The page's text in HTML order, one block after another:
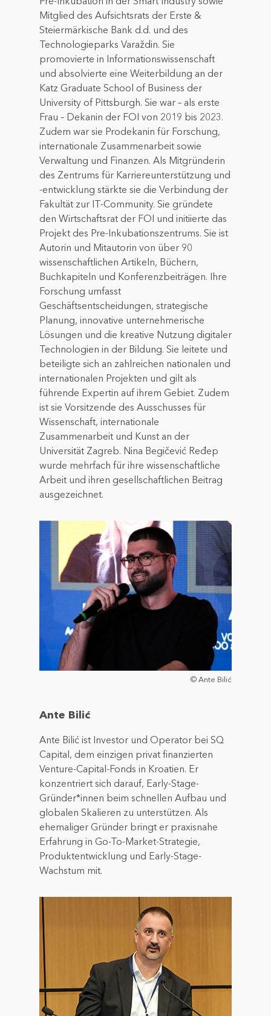
Mitglied des Aufsichtsrats der Erste &
Steiermärkische Bank d.d. und des
Technologieparks Varaždin. Sie
promovierte in Informationswissenschaft
und absolvierte eine Weiterbildung an der
Katz Graduate School of Business der
University of Pittsburgh. Sie war – als erste
Frau – Dekanin der FOI von 2019 bis 2023.
Zudem war sie Prodekanin für Forschung,
internationale Zusammenarbeit sowie
Verwaltung und Finanzen. Als Mitgründerin
des Zentrums für Karriereunterstützung und
-entwicklung stärkte sie die Verbindung der
Fakultät zur IT-Community. Sie gründete
den Wirtschaftsrat der FOI und initiierte das
Projekt des Pre-Inkubationszentrums. Sie ist
Autorin und Mitautorin von über 90
wissenschaftlichen Artikeln, Büchern,
Buchkapiteln und Konferenzbeiträgen. Ihre
Forschung umfasst
Geschäftsentscheidungen, strategische
Planung, innovative unternehmerische
Lösungen und die kreative Nutzung digitaler
Technologien in der Bildung. Sie leitete und
beteiligte sich an zahlreichen nationalen und
internationalen Projekten und gilt als
führende Expertin auf ihrem Gebiet. Zudem
ist sie Vorsitzende des Ausschusses für
Wissenschaft, internationale
Zusammenarbeit und Kunst an der
Universität Zagreb. Nina Begičević Ređep
wurde mehrfach für ihre wissenschaftliche
Arbeit und ihren gesellschaftlichen Beitrag
ausgezeichnet.
© Ante Bilić
Ante Bilić
Ante Bilić ist Investor und Operator bei SQ
Capital, dem einzigen privat finanzierten
Venture-Capital-Fonds in Kroatien. Er
konzentriert sich darauf, Early-Stage-
Gründer*innen beim schnellen Aufbau und
globalen Skalieren zu unterstützen. Als
ehemaliger Gründer bringt er praxisnahe
Erfahrung in Go-To-Market-Strategie,
Produktentwicklung und Early-Stage-
Wachstum mit.